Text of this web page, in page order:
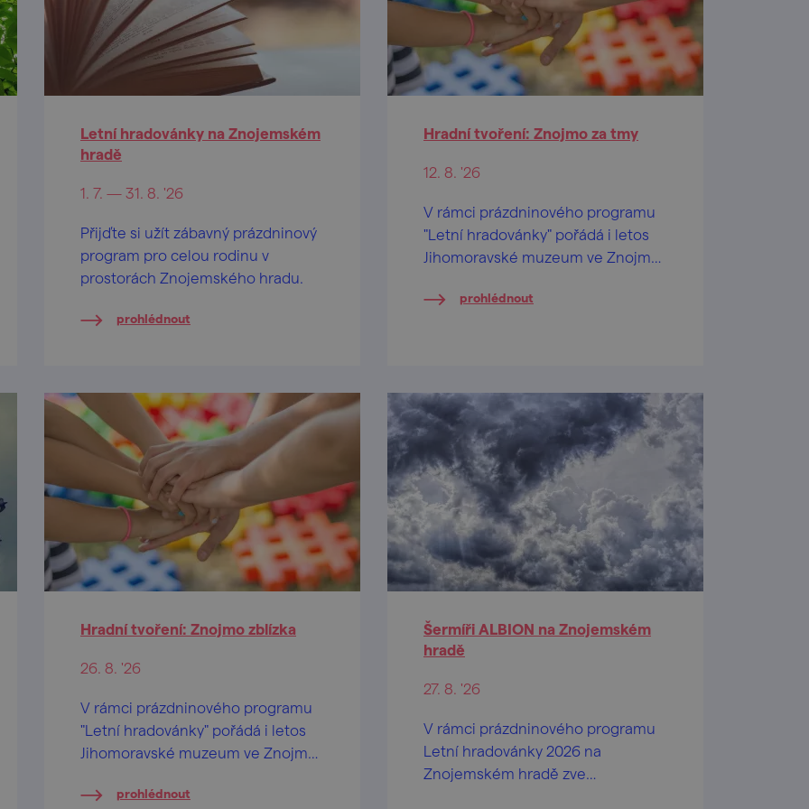
Letní hradovánky na Znojemském
hradě
1. 7. — 31. 8. '26
Přijďte si užít zábavný prázdninový
program pro celou rodinu v
prostorách Znojemského hradu.
prohlédnout
Hradní tvoření: Znojmo za tmy
12. 8. '26
V rámci prázdninového programu
"Letní hradovánky" pořádá i letos
Jihomoravské muzeum ve Znojmě
tvůrčí dílničky pro děti od 2 let a
prohlédnout
Hradní tvoření: Znojmo zblízka
26. 8. '26
V rámci prázdninového programu
"Letní hradovánky" pořádá i letos
Jihomoravské muzeum ve Znojmě
tvůrčí dílničky pro děti od 2 let a
prohlédnout
Šermíři ALBION na Znojemském
hradě
27. 8. '26
V rámci prázdninového programu
Letní hradovánky 2026 na
Znojemském hradě zve